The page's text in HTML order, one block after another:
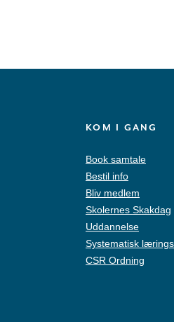
KOM I GANG
Book samtale
Bestil info
Bliv medlem
Skolernes Skakdag
Uddannelse
Systematisk
CSR Ordning